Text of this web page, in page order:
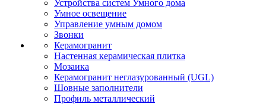
Устройства систем Умного дома
Умное освещение
Управление умным домом
Звонки
Керамогранит
Настенная керамическая плитка
Мозаика
Керамогранит неглазурованный (UGL)
Шовные заполнители
Профиль металлический